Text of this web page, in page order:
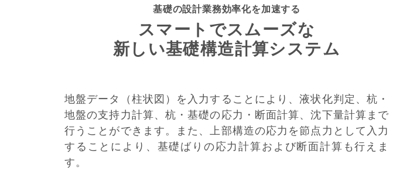
基礎の設計業務効率化を加速する
スマートでスムーズな
新しい基礎構造計算システム
地盤データ（柱状図）を入力することにより、液状化判定、杭・
地盤の支持力計算、杭・基礎の応力・断面計算、沈下量計算まで
行うことができます。また、上部構造の応力を節点力として入力
することにより、基礎ばりの応力計算および断面計算も行えま
す。